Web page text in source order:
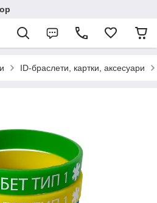
ID-браслети, картки, аксесуари